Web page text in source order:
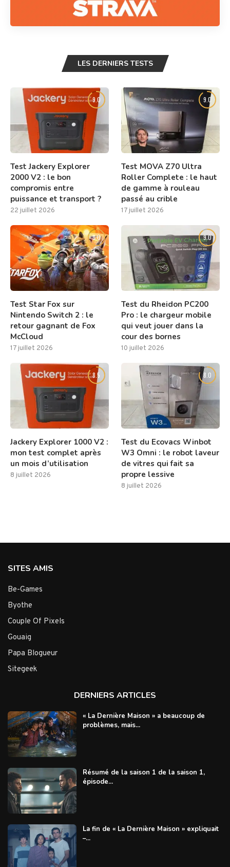
LES DERNIERS TESTS
9.0
Test Jackery Explorer
2000 V2 : le bon
compromis entre
puissance et transport ?
22 juillet 2026
9.0
Test MOVA Z70 Ultra
Roller Complete : le haut
de gamme à rouleau
passé au crible
17 juillet 2026
8.0
Test Star Fox sur
Nintendo Switch 2 : le
retour gagnant de Fox
McCloud
17 juillet 2026
9.0
Test du Rheidon PC200
Pro : le chargeur mobile
qui veut jouer dans la
cour des bornes
10 juillet 2026
8.5
Jackery Explorer 1000 V2 :
mon test complet après
un mois d’utilisation
8 juillet 2026
8.0
Test du Ecovacs Winbot
W3 Omni : le robot laveur
de vitres qui fait sa
propre lessive
8 juillet 2026
SITES AMIS
Be-Games
Byothe
Couple Of Pixels
Gouaig
Papa Blogueur
Sitegeek
DERNIERS ARTICLES
« La Dernière Maison » a beaucoup de
problèmes, mais...
Résumé de la saison 1 de la saison 1,
épisode...
La fin de « La Dernière Maison » expliquait
–...